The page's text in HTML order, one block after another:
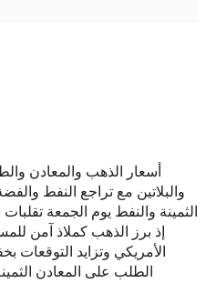
أسعار الذهب والمعادن
والبلاتين مع تراجع النفط
الثمينة والنفط يوم الجمعة
إذ برز الذهب كملاذ آمن
الأمريكي وتزايد التوقعات
الطلب على المعادن